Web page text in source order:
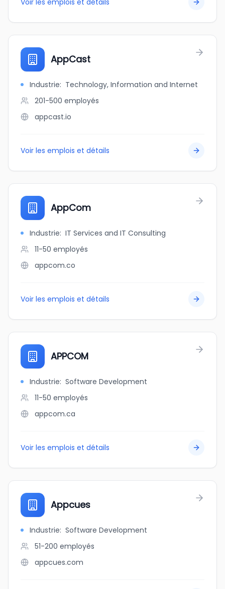
Voir les emplois et détails
AppCast
Industrie: Technology, Information and Internet
201-500 employés
appcast.io
Voir les emplois et détails
AppCom
Industrie: IT Services and IT Consulting
11-50 employés
appcom.co
Voir les emplois et détails
APPCOM
Industrie: Software Development
11-50 employés
appcom.ca
Voir les emplois et détails
Appcues
Industrie: Software Development
51-200 employés
appcues.com